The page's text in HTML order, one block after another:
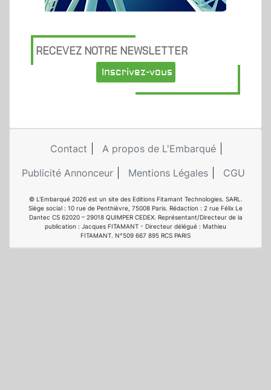
RECEVEZ NOTRE NEWSLETTER
Inscrivez-vous
Contact
A propos de L'Embarqué
Publicité Annonceur
Mentions Légales CGU
© L'Embarqué 2026 est un site des Editions Fitamant Technologies. SARL.
Siège social : 10 rue de Penthièvre, 75008 Paris. Rédaction : 2 rue Félix Le
Dantec CS 62020 – 29018 QUIMPER CEDEX. Représentant/Directeur de la
publication : Jacques FITAMANT - Directeur délégué : Mathieu
FITAMANT. N°509 667 895 RCS PARIS